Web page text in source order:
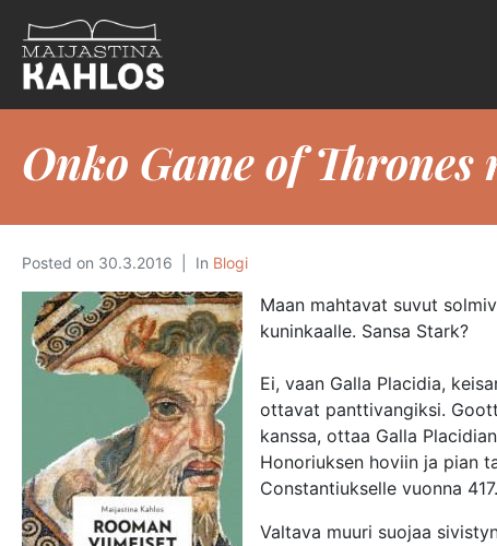
Onko Game of
Posted on 30.3.2016 In Blogi
Maan mahtavat suvut
kuninkaalle. Sansa Stark?
Ei, vaan Galla Placidia,
ottavat panttivangiksi.
kanssa, ottaa Galla
Honoriuksen hoviin ja pian
Constantiukselle vuonna 417.
Valtava muuri suojaa